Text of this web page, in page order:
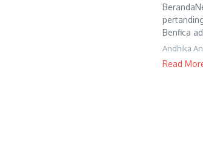
Benfica
Andhika
Read